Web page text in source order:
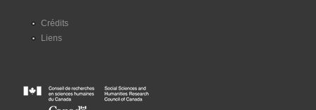
Crédits
Liens